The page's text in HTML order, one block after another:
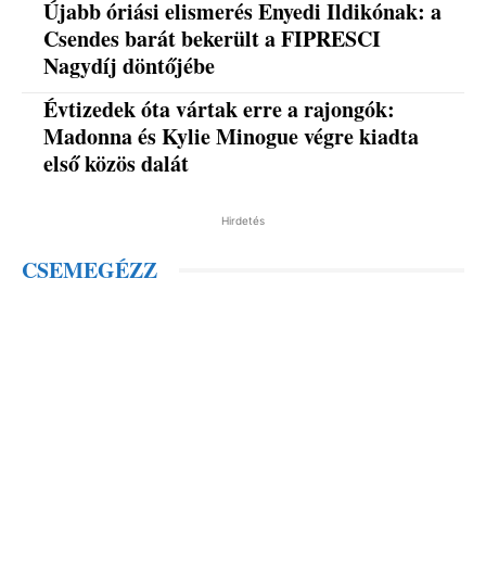
Újabb óriási elismerés Enyedi Ildikónak: a
Csendes barát bekerült a FIPRESCI
Nagydíj döntőjébe
Évtizedek óta vártak erre a rajongók:
Madonna és Kylie Minogue végre kiadta
első közös dalát
Hirdetés
CSEMEGÉZZ